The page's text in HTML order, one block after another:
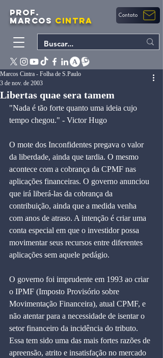
PROF.
MARCOS CINTRA Contato
Libertas quae sera tamem
Marcos Cintra - Folha de S.Paulo
3 de nov. de 2003
"Nada é tão forte quanto uma ideia cujo
tempo chegou." - Victor Hugo
O mote dos Inconfidentes pregava o valor
da liberdade, ainda que tardia. O mesmo
acontece com a cobrança da CPMF nas
aplicações financeiras. O governo anunciou
que irá liberá-las da cobrança da
contribuição, ainda que a medida venha
com anos de atraso. A intenção é criar uma
conta especial em que o investidor possa
movimentar seus recursos entre diferentes
aplicações sem aquele pedágio.
O governo foi imprudente em 1993 ao criar
o IPMF (Imposto Provisório sobre
Movimentação Financeira), atual CPMF, e
não atentar para a necessidade de isentar o
setor financeiro da incidência do tributo.
Essa tem sido uma das mais fortes razões de
apreensão, atrito e insatisfação no mercado